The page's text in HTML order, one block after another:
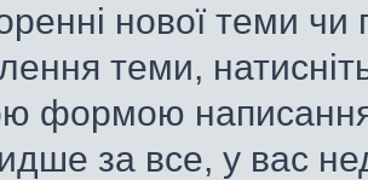
нової теми чи
теми,
формою
за все, у вас